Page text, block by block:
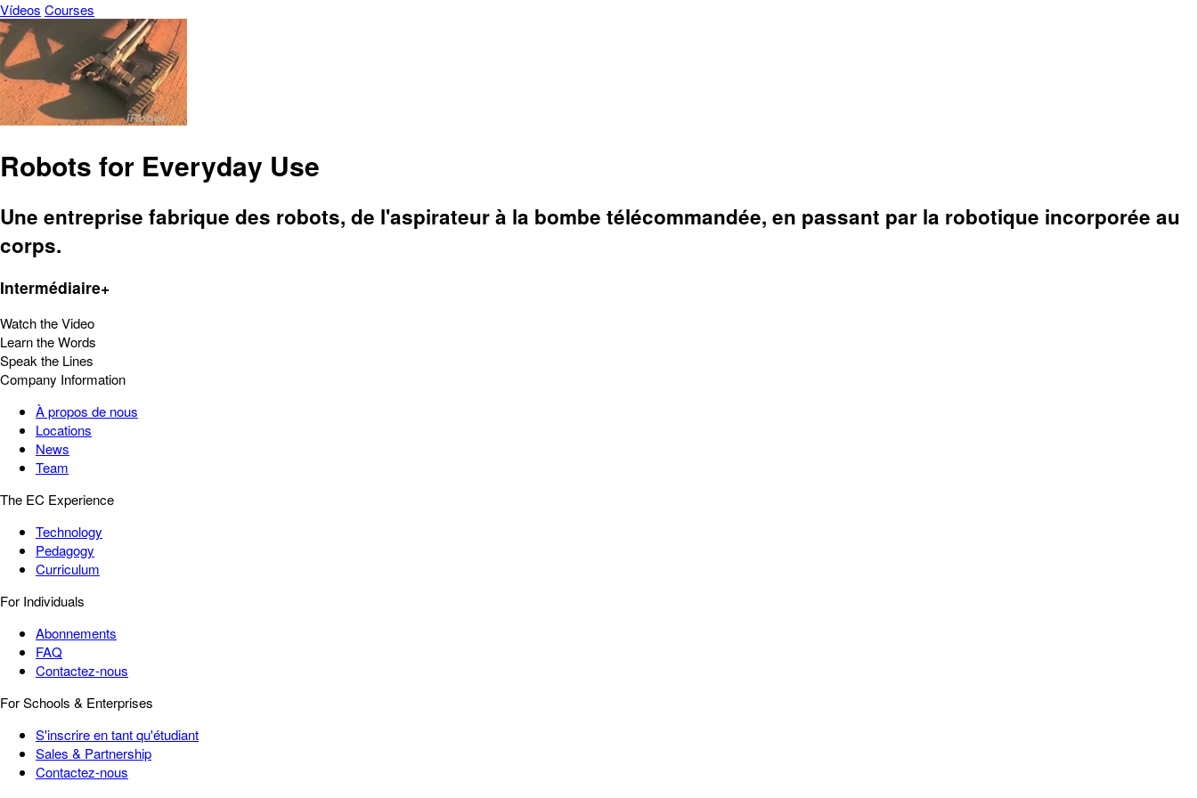
Vídeos Courses
Robots for Everyday Use
Une entreprise fabrique des robots, de l'aspirateur à la bombe télécommandée, en passant par la robotique incorporée au
corps.
Intermédiaire+
Watch the Video
Learn the Words
Speak the Lines
Company Information
À propos de nous
Locations
News
Team
The EC Experience
Technology
Pedagogy
Curriculum
For Individuals
Abonnements
FAQ
Contactez-nous
For Schools & Enterprises
S'inscrire en tant qu'étudiant
Sales & Partnership
Contactez-nous